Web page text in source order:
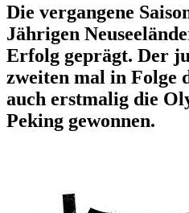
Die vergangene
Jährigen
Erfolg geprägt. Der
zweiten mal in Folge
auch erstmalig die
Peking gewonnen.